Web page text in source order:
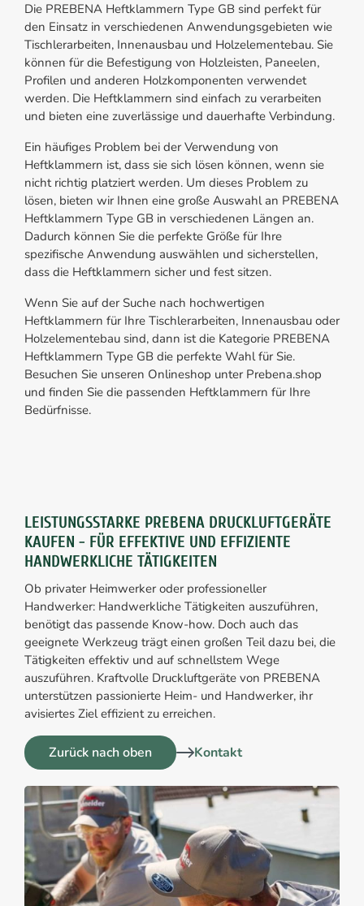
Die PREBENA Heftklammern Type GB sind perfekt für
den Einsatz in verschiedenen Anwendungsgebieten wie
Tischlerarbeiten, Innenausbau und Holzelementebau. Sie
können für die Befestigung von Holzleisten, Paneelen,
Profilen und anderen Holzkomponenten verwendet
werden. Die Heftklammern sind einfach zu verarbeiten
und bieten eine zuverlässige und dauerhafte Verbindung.
Ein häufiges Problem bei der Verwendung von
Heftklammern ist, dass sie sich lösen können, wenn sie
nicht richtig platziert werden. Um dieses Problem zu
lösen, bieten wir Ihnen eine große Auswahl an PREBENA
Heftklammern Type GB in verschiedenen Längen an.
Dadurch können Sie die perfekte Größe für Ihre
spezifische Anwendung auswählen und sicherstellen,
dass die Heftklammern sicher und fest sitzen.
Wenn Sie auf der Suche nach hochwertigen
Heftklammern für Ihre Tischlerarbeiten, Innenausbau oder
Holzelementebau sind, dann ist die Kategorie PREBENA
Heftklammern Type GB die perfekte Wahl für Sie.
Besuchen Sie unseren Onlineshop unter Prebena.shop
und finden Sie die passenden Heftklammern für Ihre
Bedürfnisse.
LEISTUNGSSTARKE PREBENA DRUCKLUFTGERÄTE
KAUFEN - FÜR EFFEKTIVE UND EFFIZIENTE
HANDWERKLICHE TÄTIGKEITEN
Ob privater Heimwerker oder professioneller
Handwerker: Handwerkliche Tätigkeiten auszuführen,
benötigt das passende Know-how. Doch auch das
geeignete Werkzeug trägt einen großen Teil dazu bei, die
Tätigkeiten effektiv und auf schnellstem Wege
auszuführen. Kraftvolle Druckluftgeräte von PREBENA
unterstützen passionierte Heim- und Handwerker, ihr
avisiertes Ziel effizient zu erreichen.
Zurück nach oben Kontakt